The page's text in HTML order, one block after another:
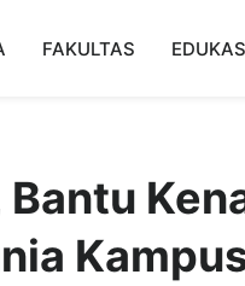
FAKULTAS